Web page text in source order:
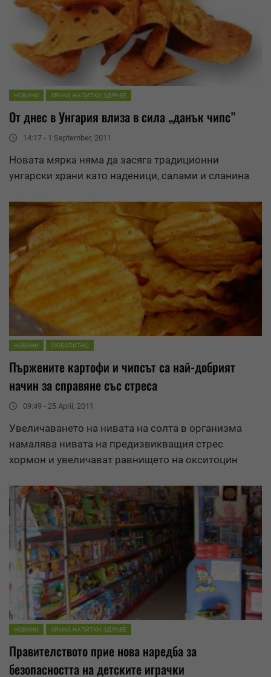
НОВИНИ ХРАНИ, НАПИТКИ, ЗДРАВЕ
От днес в Унгария влиза в сила „данък чипс”
14:17 - 1 September, 2011
Новата мярка няма да засяга традиционни
унгарски храни като наденици, салами и сланина
НОВИНИ ЛЮБОПИТНО
Пържените картофи и чипсът са най-добрият
начин за справяне със стреса
09:49 - 25 April, 2011
Увеличаването на нивата на солта в организма
намалява нивата на предизвикващия стрес
хормон и увеличават равнището на окситоцин
НОВИНИ ХРАНИ, НАПИТКИ, ЗДРАВЕ
Правителството прие нова наредба за
безопасността на детските играчки